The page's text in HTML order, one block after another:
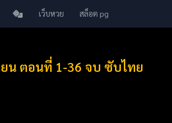
เว็บหวย สล็อต pg
ยน ตอนที่ 1-36 จบ ซับไทย